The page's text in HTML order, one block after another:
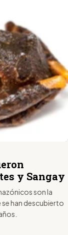
y Sangay
son la
han descubierto